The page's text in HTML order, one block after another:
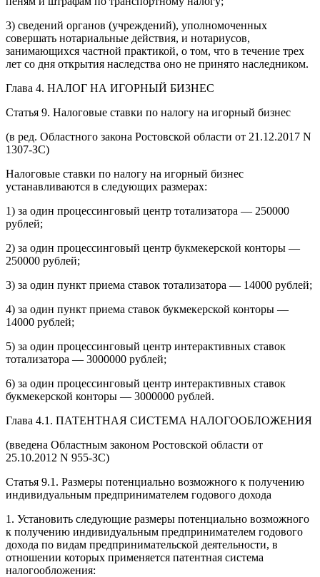
3) сведений органов (учреждений), уполномоченных
совершать нотариальные действия, и нотариусов,
занимающихся частной практикой, о том, что в течение трех
лет со дня открытия наследства оно не принято наследником.
Глава 4. НАЛОГ НА ИГОРНЫЙ БИЗНЕС
Статья 9. Налоговые ставки по налогу на игорный бизнес
(в ред. Областного закона Ростовской области от 21.12.2017 N
1307-ЗС)
Налоговые ставки по налогу на игорный бизнес
устанавливаются в следующих размерах:
1) за один процессинговый центр тотализатора — 250000
рублей;
2) за один процессинговый центр букмекерской конторы —
250000 рублей;
3) за один пункт приема ставок тотализатора — 14000 рублей;
4) за один пункт приема ставок букмекерской конторы —
14000 рублей;
5) за один процессинговый центр интерактивных ставок
тотализатора — 3000000 рублей;
6) за один процессинговый центр интерактивных ставок
букмекерской конторы — 3000000 рублей.
Глава 4.1. ПАТЕНТНАЯ СИСТЕМА НАЛОГООБЛОЖЕНИЯ
(введена Областным законом Ростовской области от
25.10.2012 N 955-ЗС)
Статья 9.1. Размеры потенциально возможного к получению
индивидуальным предпринимателем годового дохода
1. Установить следующие размеры потенциально возможного
к получению индивидуальным предпринимателем годового
дохода по видам предпринимательской деятельности, в
отношении которых применяется патентная система
налогообложения: